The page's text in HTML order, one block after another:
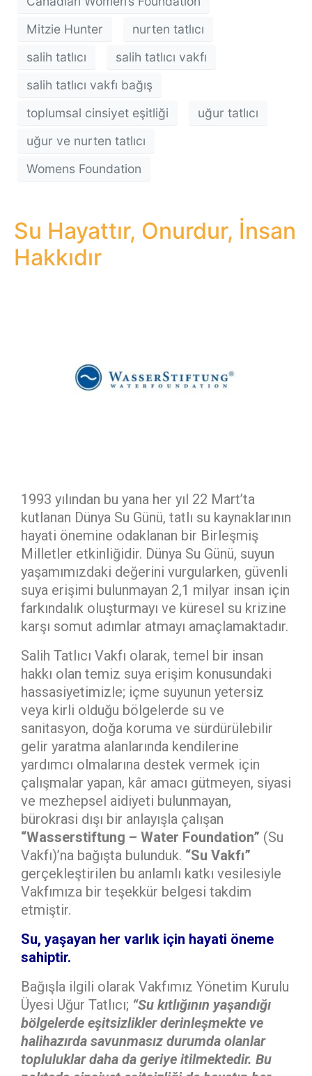
Mitzie Hunter
nurten tatlıcı
salih tatlıcı
salih tatlıcı vakfı
salih tatlıcı vakfı bağış
toplumsal cinsiyet eşitliği
uğur tatlıcı
uğur ve nurten tatlıcı
Womens Foundation
Su Hayattır, Onurdur, İnsan
Hakkıdır
1993 yılından bu yana her yıl 22 Mart’ta
kutlanan Dünya Su Günü, tatlı su kaynaklarının
hayati önemine odaklanan bir Birleşmiş
Milletler etkinliğidir. Dünya Su Günü, suyun
yaşamımızdaki değerini vurgularken, güvenli
suya erişimi bulunmayan 2,1 milyar insan için
farkındalık oluşturmayı ve küresel su krizine
karşı somut adımlar atmayı amaçlamaktadır.
Salih Tatlıcı Vakfı olarak, temel bir insan
hakkı olan temiz suya erişim konusundaki
hassasiyetimizle; içme suyunun yetersiz
veya kirli olduğu bölgelerde su ve
sanitasyon, doğa koruma ve sürdürülebilir
gelir yaratma alanlarında kendilerine
yardımcı olmalarına destek vermek için
çalışmalar yapan, kâr amacı gütmeyen, siyasi
ve mezhepsel aidiyeti bulunmayan,
bürokrasi dışı bir anlayışla çalışan
“Wasserstiftung – Water Foundation” (Su
Vakfı)’na bağışta bulunduk. “Su Vakfı”
gerçekleştirilen bu anlamlı katkı vesilesiyle
Vakfımıza bir teşekkür belgesi takdim
etmiştir.
Su, yaşayan her varlık için hayati öneme
sahiptir.
Bağışla ilgili olarak Vakfımız Yönetim Kurulu
Üyesi Uğur Tatlıcı; “Su kıtlığının yaşandığı
bölgelerde eşitsizlikler derinleşmekte ve
halihazırda savunmasız durumda olanlar
topluluklar daha da geriye itilmektedir. Bu